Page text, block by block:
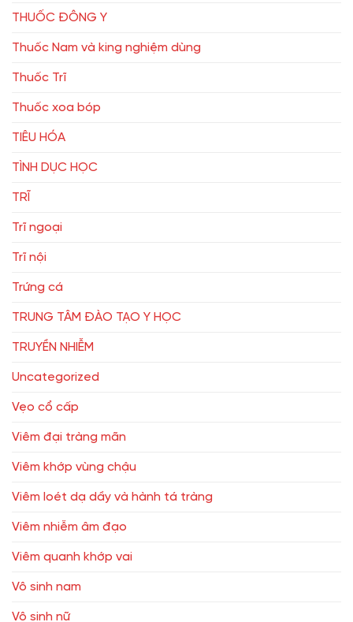
THUỐC ĐÔNG Y
Thuốc Nam và king nghiệm dùng
Thuốc Trĩ
Thuốc xoa bóp
TIÊU HÓA
TÌNH DỤC HỌC
TRĨ
Trĩ ngoại
Trĩ nội
Trứng cá
TRUNG TÂM ĐÀO TẠO Y HỌC
TRUYỀN NHIỄM
Uncategorized
Vẹo cổ cấp
Viêm đại tràng mãn
Viêm khớp vùng chậu
Viêm loét dạ dầy và hành tá tràng
Viêm nhiễm âm đạo
Viêm quanh khớp vai
Vô sinh nam
Vô sinh nữ